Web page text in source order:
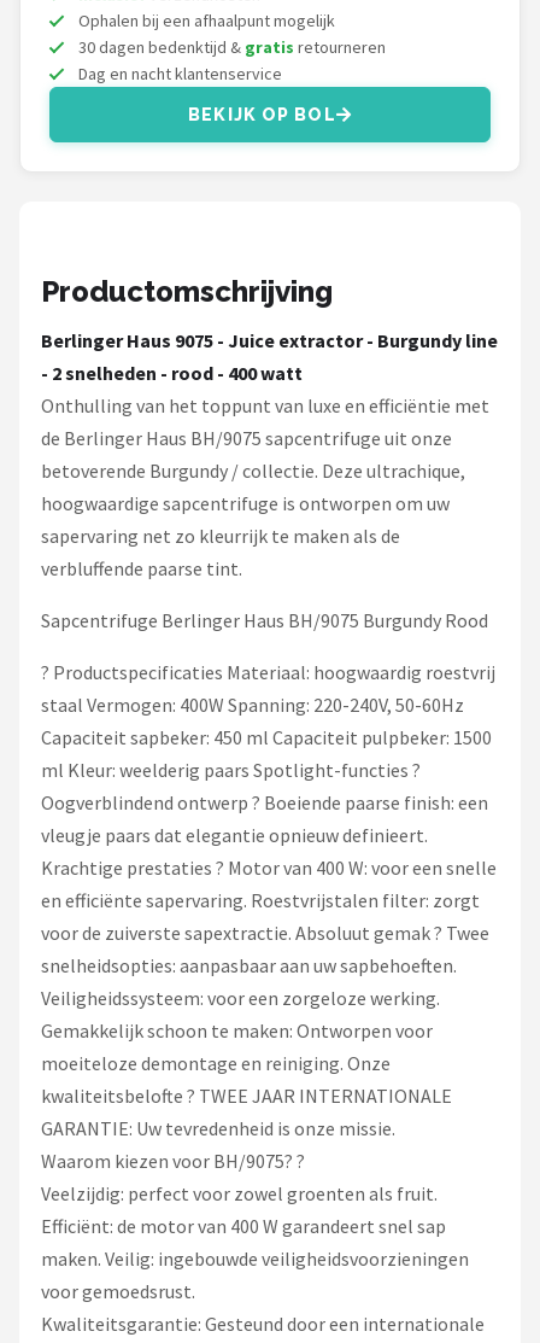
Bartscher
KitchenBrothers
Alle merken →
Ophalen bij een afhaalpunt mogelijk
30 dagen bedenktijd & gratis retourneren
Dag en nacht klantenservice
BEKIJK OP BOL
Productomschrijving
Berlinger Haus 9075 - Juice extractor - Burgundy line
- 2 snelheden - rood - 400 watt
Onthulling van het toppunt van luxe en efficiëntie met
de Berlinger Haus BH/9075 sapcentrifuge uit onze
betoverende Burgundy / collectie. Deze ultrachique,
hoogwaardige sapcentrifuge is ontworpen om uw
sapervaring net zo kleurrijk te maken als de
verbluffende paarse tint.
Sapcentrifuge Berlinger Haus BH/9075 Burgundy Rood
? Productspecificaties Materiaal: hoogwaardig roestvrij
staal Vermogen: 400W Spanning: 220-240V, 50-60Hz
Capaciteit sapbeker: 450 ml Capaciteit pulpbeker: 1500
ml Kleur: weelderig paars Spotlight-functies ?
Oogverblindend ontwerp ? Boeiende paarse finish: een
vleugje paars dat elegantie opnieuw definieert.
Krachtige prestaties ? Motor van 400 W: voor een snelle
en efficiënte sapervaring. Roestvrijstalen filter: zorgt
voor de zuiverste sapextractie. Absoluut gemak ? Twee
snelheidsopties: aanpasbaar aan uw sapbehoeften.
Veiligheidssysteem: voor een zorgeloze werking.
Gemakkelijk schoon te maken: Ontworpen voor
moeiteloze demontage en reiniging. Onze
kwaliteitsbelofte ? TWEE JAAR INTERNATIONALE
GARANTIE: Uw tevredenheid is onze missie.
Waarom kiezen voor BH/9075? ?
Veelzijdig: perfect voor zowel groenten als fruit.
Efficiënt: de motor van 400 W garandeert snel sap
maken. Veilig: ingebouwde veiligheidsvoorzieningen
voor gemoedsrust.
Kwaliteitsgarantie: Gesteund door een internationale